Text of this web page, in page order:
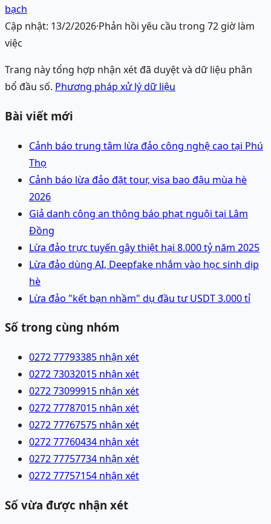
bạch
Cập nhật: 13/2/2026·Phản hồi yêu cầu trong 72 giờ làm
việc
Trang này tổng hợp nhận xét đã duyệt và dữ liệu phân
bổ đầu số. Phương pháp xử lý dữ liệu
Bài viết mới
Cảnh báo trung tâm lừa đảo công nghệ cao tại Phú
Thọ
Cảnh báo lừa đảo đặt tour, visa bao đậu mùa hè
2026
Giả danh công an thông báo phạt nguội tại Lâm
Đồng
Lừa đảo trực tuyến gây thiệt hại 8.000 tỷ năm 2025
Lừa đảo dùng AI, Deepfake nhắm vào học sinh dịp
hè
Lừa đảo "kết bạn nhầm" dụ đầu tư USDT 3.000 tỉ
Số trong cùng nhóm
0272 77793385 nhận xét
0272 73032015 nhận xét
0272 73099915 nhận xét
0272 77787015 nhận xét
0272 77767575 nhận xét
0272 77760434 nhận xét
0272 77757734 nhận xét
0272 77757154 nhận xét
Số vừa được nhận xét